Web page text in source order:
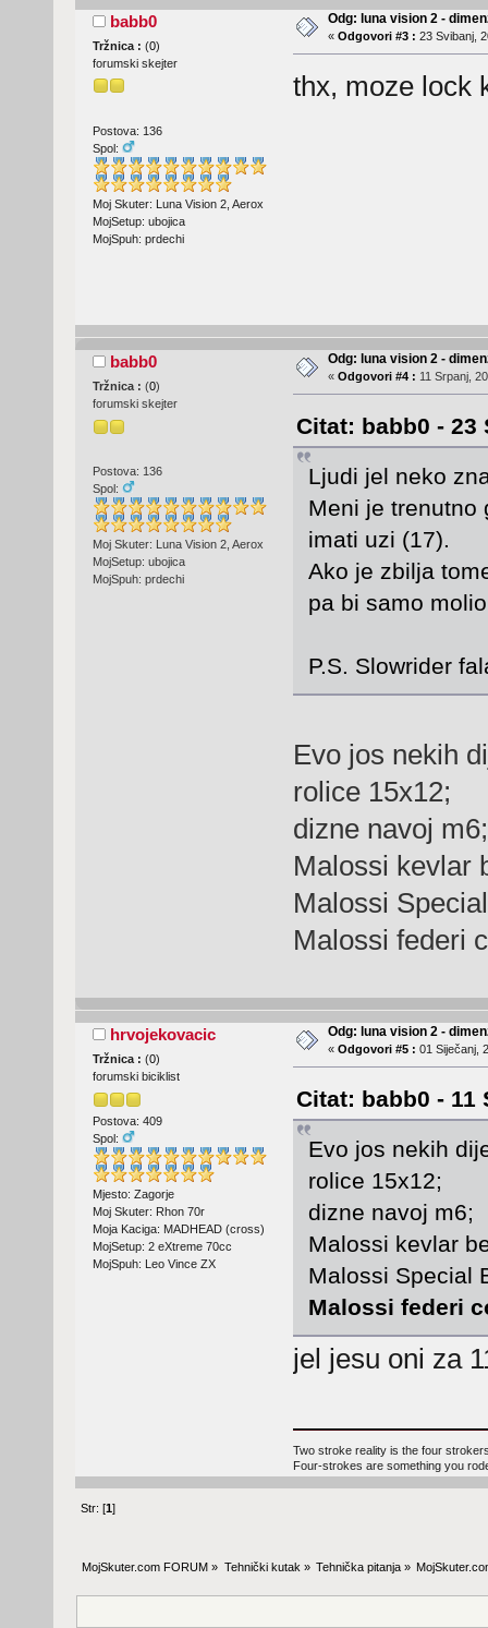
babb0
Tržnica : (0)
forumski skejter
Postova: 136
Spol:
Moj Skuter: Luna Vision 2, Aerox
MojSetup: ubojica
MojSpuh: prdechi
Odg: luna vision 2 -
« Odgovori #3 : 23 Svibanj,
thx, moze lock
babb0
Tržnica : (0)
forumski skejter
Postova: 136
Spol:
Moj Skuter: Luna Vision 2, Aerox
MojSetup: ubojica
MojSpuh: prdechi
Odg: luna vision 2 -
« Odgovori #4 : 11 Srpanj,
Citat: babb0 - 23
Ljudi jel neko
Meni je trenutno
imati uzi (17).
Ako je zbilja
pa bi samo
P.S. Slowrider
Evo jos nekih
rolice 15x12;
dizne navoj m6;
Malossi kevlar
Malossi
Malossi federi
hrvojekovacic
Tržnica : (0)
forumski biciklist
Postova: 409
Spol:
Mjesto: Zagorje
Moj Skuter: Rhon 70r
Moja Kaciga: MADHEAD (cross)
MojSetup: 2 eXtreme 70cc
MojSpuh: Leo Vince ZX
Odg: luna vision 2 -
« Odgovori #5 : 01 Siječanj,
Citat: babb0 - 11
Evo jos nekih
rolice 15x12;
dizne navoj m6;
Malossi kevlar
Malossi Special
Malossi federi
jel jesu oni za
Two stroke reality is the four
Four-strokes are something you
Str: [1]
MojSkuter.com FORUM » Tehnički kutak » Tehnička pitanja»